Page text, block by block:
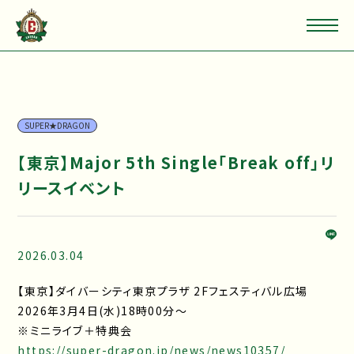
SUPER★DRAGON
【東京】Major 5th Single「Break off」リ
リースイベント
2026.03.04
【東京】ダイバーシティ東京プラザ 2Fフェスティバル広場
2026年3月4日(水)18時00分～
※ミニライブ＋特典会
https://super-dragon.jp/news/news10357/